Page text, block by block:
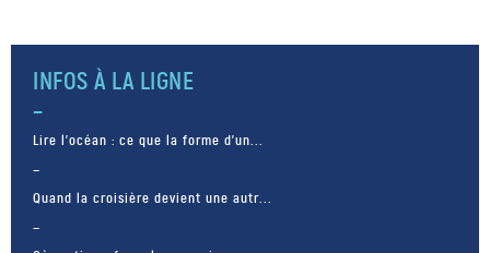
INFOS À LA LIGNE
Lire l’océan : ce que la forme d’un...
Quand la croisière devient une autr...